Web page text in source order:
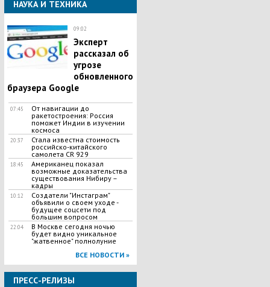
НАУКА И ТЕХНИКА
09:02
Эксперт
рассказал об
угрозе
обновленного
браузера Google
07:45
От навигации до
ракетостроения: Россия
поможет Индии в изучении
космоса
20:37
Стала известна стоимость
российско-китайского
самолета CR 929
18:45
Американец показал
возможные доказательства
существования Нибиру –
кадры
10:12
Создатели "Инстаграм"
объявили о своем уходе -
будущее соцсети под
большим вопросом
22:04
​В Москве сегодня ночью
будет видно уникальное
"жатвенное" полнолуние
ВСЕ НОВОСТИ »
ПРЕСС-РЕЛИЗЫ